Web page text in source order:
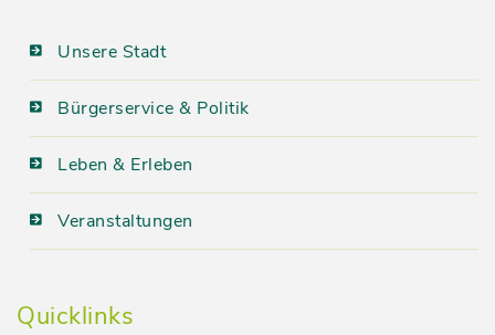
Unsere Stadt
Bürgerservice & Politik
Leben & Erleben
Veranstaltungen
Quicklinks